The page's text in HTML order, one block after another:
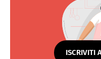
ISCRIVITI